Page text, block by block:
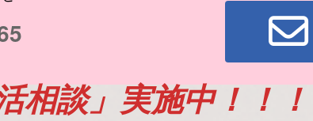
相談」実施中！！！